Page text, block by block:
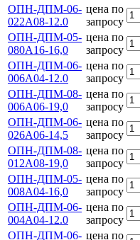
ОПН-ДПМ-06-
022А08-12.0
цена по
запросу
ОПН-ДПМ-05-
080А16-16,0
цена по
запросу
ОПН-ДПМ-06-
006А04-12.0
цена по
запросу
ОПН-ДПМ-08-
006А06-19,0
цена по
запросу
ОПН-ДПМ-06-
026А06-14,5
цена по
запросу
ОПН-ДПМ-08-
012А08-19,0
цена по
запросу
ОПН-ДПМ-05-
008А04-16,0
цена по
запросу
ОПН-ДПМ-06-
004А04-12.0
цена по
запросу
ОПН-ДПМ-06- цена по